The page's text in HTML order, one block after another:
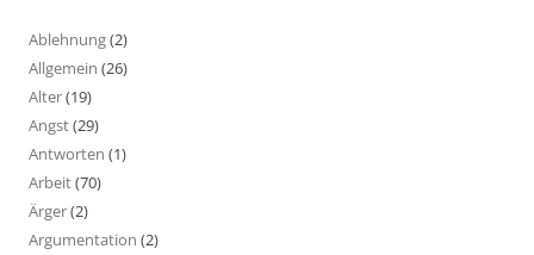
Ablehnung(2)
Allgemein (26)
Alter(19)
Angst(29)
Antworten (1)
Arbeit(70)
Ärger(2)
Argumentation (2)